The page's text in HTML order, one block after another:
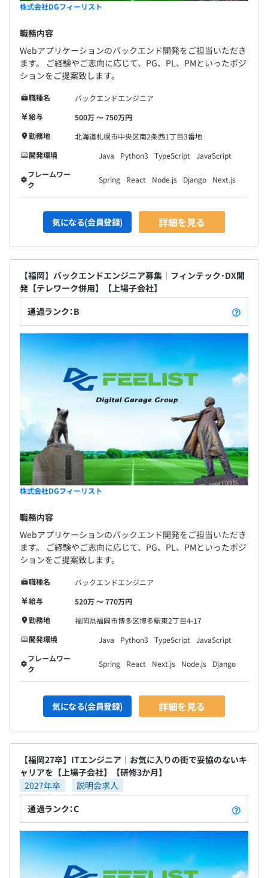
株式会社DGフィーリスト
職務内容
Webアプリケーションのバックエンド開発をご担当いただき
ます。 ご経験やご志向に応じて、PG、PL、PMといったポジ
ションをご提案致します。
職種名
バックエンドエンジニア
給与
500万 〜 750万円
勤務地
北海道札幌市中央区南2条西1丁目3番地
開発環境
Java Python3 TypeScript
JavaScript
フレームワー
ク
Spring React Node.js Django Next.js
気になる(会員登録) 詳細を見る
【福岡】バックエンドエンジニア募集｜フィンテック･DX開
発【テレワーク併用】【上場子会社】
通過ランク：B
株式会社DGフィーリスト
職務内容
Webアプリケーションのバックエンド開発をご担当いただき
ます。 ご経験やご志向に応じて、PG、PL、PMといったポジ
ションをご提案致します。
職種名
バックエンドエンジニア
給与
520万 〜 770万円
勤務地
福岡県福岡市博多区博多駅東2丁目4-17
開発環境
Java Python3 TypeScript
JavaScript
フレームワー
ク
Spring React Next.js Node.js Django
気になる(会員登録) 詳細を見る
【福岡27卒】ITエンジニア｜お気に入りの街で妥協のないキ
ャリアを【上場子会社】【研修3か月】
2027年卒
説明会求人
通過ランク：C